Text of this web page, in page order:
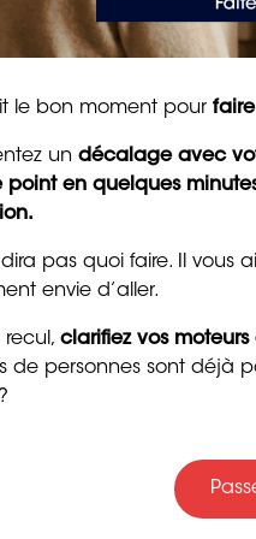
avant l’expiration du
de
démission est acceptée
de la démission
des cadres et la perte de la
a bien été
au recteur et ─ le cas
perd du
8
le bon moment pour
un décalage avec
point en quelques
dira pas quoi faire. Il vous
envie d’aller.
recul, clarifiez vos
de personnes sont déjà